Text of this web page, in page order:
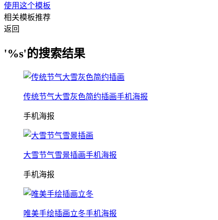
使用这个模板
相关模板推荐
返回
'%s'的搜索结果
传统节气大雪灰色简约插画手机海报
手机海报
大雪节气雪景插画手机海报
手机海报
唯美手绘插画立冬手机海报